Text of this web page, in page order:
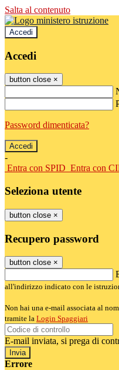
Salta al contenuto
Accedi
Accedi
button close ×
Password dimenticata?
-
Entra con SPID Entra con
Seleziona utente
button close ×
Recupero password
button close ×
all'indirizzo indicato con le
Non hai una e-mail associata al
tramite la Login Spaggiari
E-mail inviata, si prega di
Errore